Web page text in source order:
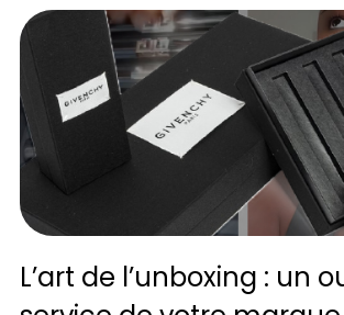
L’art de l’unboxing : un